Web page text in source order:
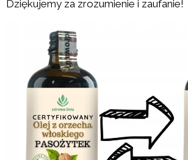
Dziękujemy za zrozumienie i zaufanie!